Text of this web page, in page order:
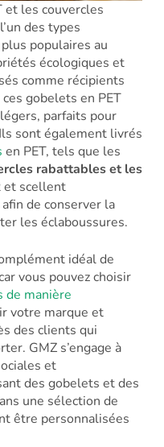
et les couvercles
des types
populaires au
écologiques et
comme récipients
gobelets en PET
parfaits pour
sont également livrés
en PET, tels que les
rabattables et les
et scellent
de conserver la
les éclaboussures.
idéal de
vous pouvez choisir
de manière
votre marque et
des clients qui
GMZ s’engage à
et
des gobelets et des
une sélection de
être personnalisées